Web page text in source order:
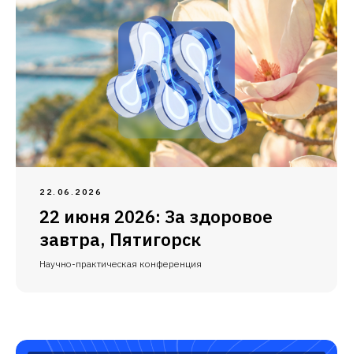
22.06.2026
22 июня 2026: За здоровое
завтра, Пятигорск
Научно-практическая конференция